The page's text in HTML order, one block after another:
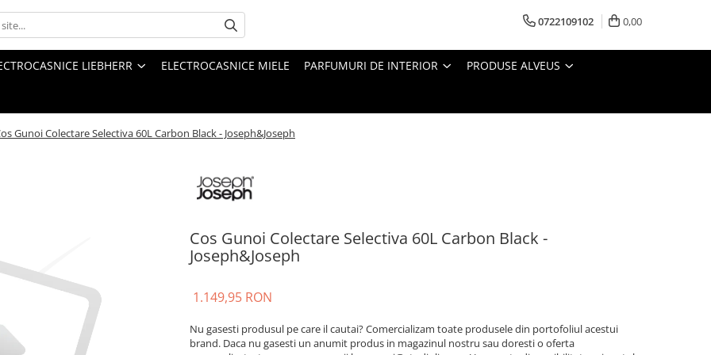
0722109102 0,00
LIEBHERR ELECTROCASNICE MIELE PARFUMURI DE INTERIOR PRODUSE ALVEUS
Gunoi Colectare Selectiva 60L Carbon Black - Joseph&Joseph
Cos Gunoi Colectare Selectiva 60L Carbon Black -
Joseph&Joseph
1.149,95 RON
Nu gasesti produsul pe care il cautai? Comercializam toate produsele din portofoliul acestui
brand. Daca nu gasesti un anumit produs in magazinul nostru sau doresti o oferta